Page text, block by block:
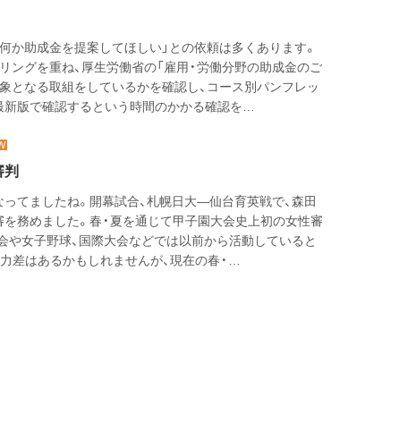
か助成金を提案してほしい」との依頼は多くあります。
ングを重ね、厚生労働省の「雇用・労働分野の助成金のご
となる取組をしているかを確認し、コース別パンフレッ
新版で確認するという時間のかかる確認を…
てましたね。開幕試合、札幌日大―仙台育英戦で、森田
務めました。春・夏を通じて甲子園大会史上初の女性審
や女子野球、国際大会などでは以前から活動していると
差はあるかもしれませんが、現在の春・…